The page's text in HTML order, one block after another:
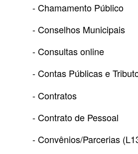
- Chamamento Público
- Conselhos Municipais
- Consultas online
- Contas Públicas e
- Contratos
- Contrato de Pessoal
- Convênios/Parcerias